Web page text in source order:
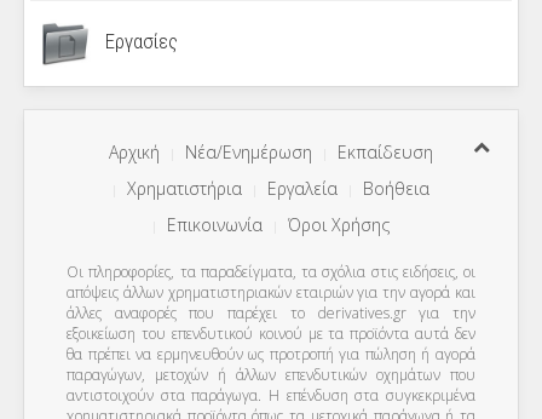
Εργασίες
Αρχική Νέα/Ενημέρωση
Εκπαίδευση
Χρηματιστήρια
Εργαλεία
Βοήθεια
Επικοινωνία
Όροι Χρήσης
Οι πληροφορίες, τα παραδείγματα, τα σχόλια στις ειδήσεις, οι
απόψεις άλλων χρηματιστηριακών εταιριών για την αγορά και
άλλες αναφορές που παρέχει το derivatives.gr για την
εξοικείωση του επενδυτικού κοινού με τα προϊόντα αυτά δεν
θα πρέπει να ερμηνευθούν ως προτροπή για πώληση ή αγορά
παραγώγων, μετοχών ή άλλων επενδυτικών οχημάτων που
αντιστοιχούν στα παράγωγα. Η επένδυση στα συγκεκριμένα